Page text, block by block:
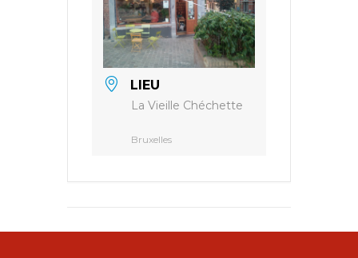
LIEU
La Vieille Chéchette
Bruxelles